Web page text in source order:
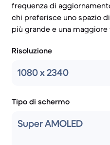
frequenza di
chi preferisce uno spazio
più grande e una
Risoluzione
1080 x 2340
Tipo di schermo
Super AMOLED